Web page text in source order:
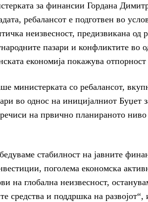
за финансии Гордана
ребалансот е подготвен во
неизвесност, предизвикана од
пазари и конфликтите во
економија покажува
министерката со ребалансот,
во однос на иницијалниот Буџет
на првично планираното
стабилност на јавните
поголема економска
на глобална неизвесност,
средства и поддршка на